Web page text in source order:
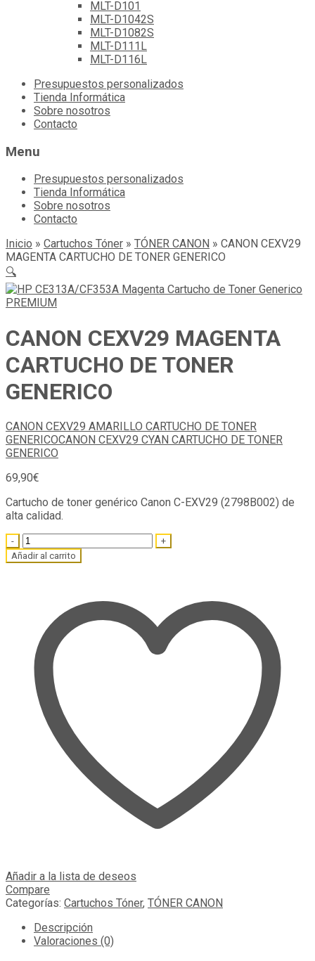
MLT-D101
MLT-D1042S
MLT-D1082S
MLT-D111L
MLT-D116L
Skip
content
Presupuestos personalizados
Tienda Informática
Sobre nosotros
Contacto
Menu
Presupuestos personalizados
Tienda Informática
Sobre nosotros
Contacto
Inicio » Cartuchos Tóner » TÓNER CANON » CANON CEXV29
MAGENTA CARTUCHO DE TONER GENERICO
🔍
CANON CEXV29 MAGENTA
CARTUCHO DE TONER
GENERICO
CANON CEXV29 AMARILLO CARTUCHO DE TONER
GENERICOCANON CEXV29 CYAN CARTUCHO DE TONER
GENERICO
69,90€
Cartucho de toner genérico Canon C-EXV29 (2798B002) de
alta calidad.
Quantity
Añadir al carrito
Añadir a la lista de deseos
Compare
Categorías: Cartuchos Tóner, TÓNER CANON
Descripción
Valoraciones (0)